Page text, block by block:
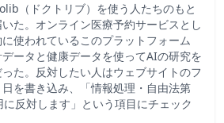
（ドクトリブ）を使う人たちのもと
た。オンライン医療予約サービスとし
使われているこのプラットフォーム
ータと健康データを使ってAIの研究を
た。反対したい人はウェブサイトのフ
を書き込み、「情報処理・自由法第
反対します」という項目にチェック